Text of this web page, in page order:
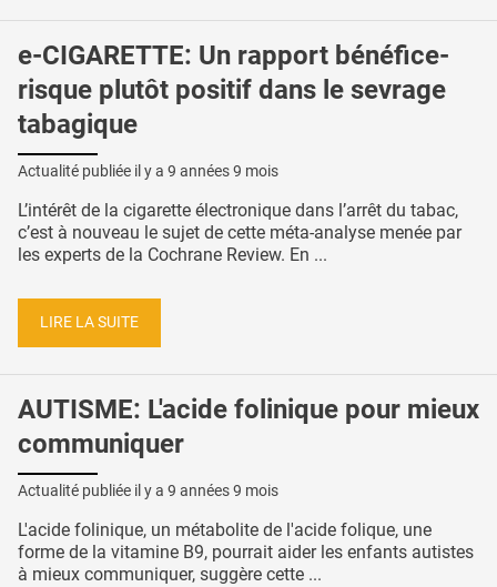
e-CIGARETTE: Un rapport bénéfice-
risque plutôt positif dans le sevrage
tabagique
Actualité publiée il y a 9 années 9 mois
L’intérêt de la cigarette électronique dans l’arrêt du tabac,
c’est à nouveau le sujet de cette méta-analyse menée par
les experts de la Cochrane Review. En ...
LIRE LA SUITE
AUTISME: L'acide folinique pour mieux
communiquer
Actualité publiée il y a 9 années 9 mois
L'acide folinique, un métabolite de l'acide folique, une
forme de la vitamine B9, pourrait aider les enfants autistes
à mieux communiquer, suggère cette ...